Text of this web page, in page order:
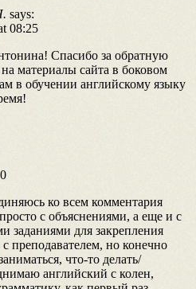
says:
08:25
Спасибо за обратную
материалы сайта в боковом
в обучении английскому языку
ко всем комментария
с объяснениями, а еще и с
заданиями для закрепления
преподавателем, но конечно
что-то делать/
английский с колен,